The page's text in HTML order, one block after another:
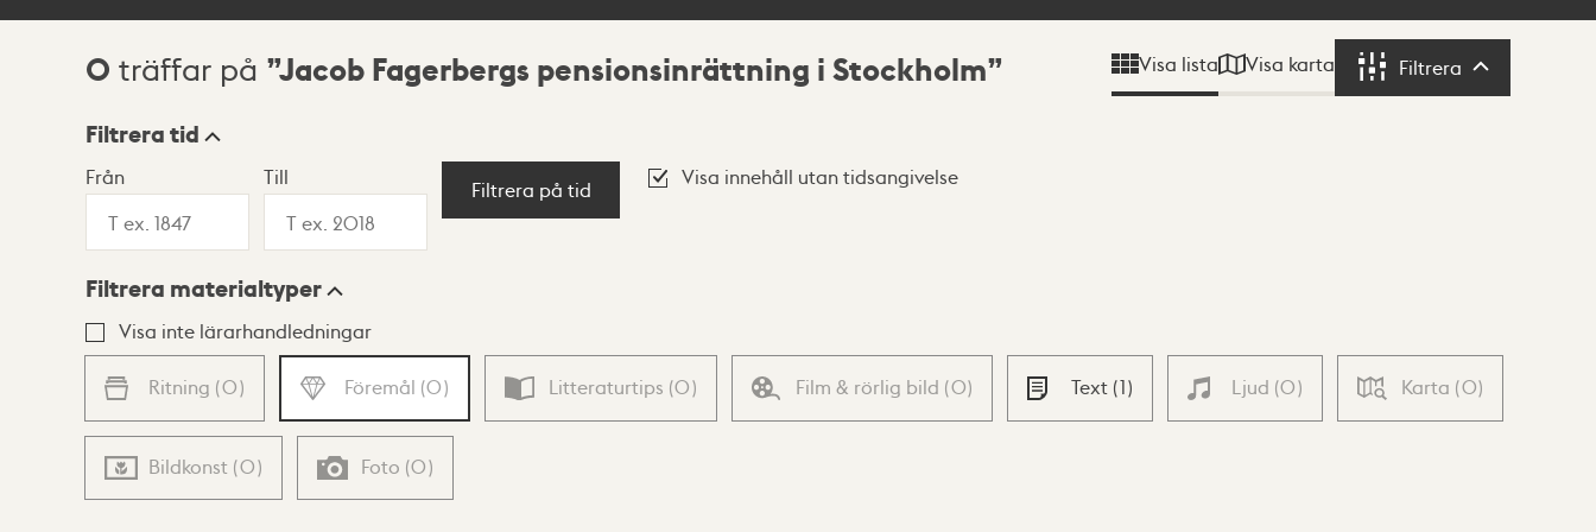
Sökresultat
0 träffar på Jacob Fagerbergs pensionsinrättning i Stockholm Visa lista Visa karta Filtrera Filtrera
Visningsläge
Lista Karta
Filtrera tid
Från Till
Filtrera på tid
Visa innehåll utan tidsangivelse
Filtrera materialtyper
Visa inte lärarhandledningar
Ritning (0) Föremål (0) Litteraturtips (0) Film & rörlig bild (0) Text (1) Ljud (0) Karta (0)
Bildkonst (0) Foto (0)